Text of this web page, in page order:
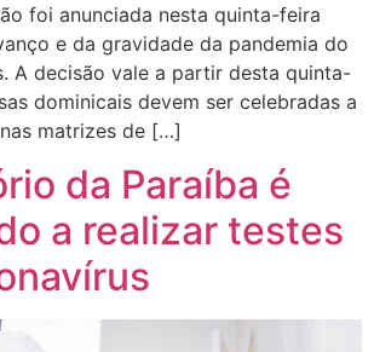
foi anunciada nesta quinta-feira
e da gravidade da pandemia do
A decisão vale a partir desta quinta-
dominicais devem ser celebradas a
matrizes de […]
da Paraíba é
a realizar testes